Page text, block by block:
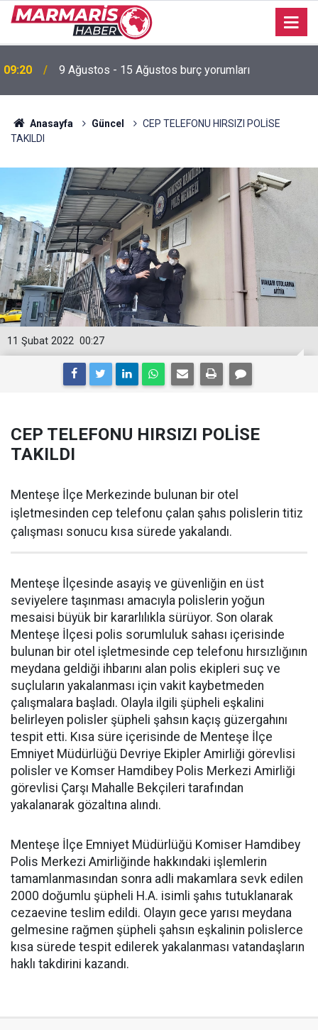
22:03
Akyaka Plajı’nda engelli birey mağduriyetine Başkan
Hasar’dan tepki “Erişilebilirlik bir lütuf değil, haktır”
Anasayfa Güncel
CEP TELEFONU HIRSIZI POLİSE
TAKILDI
00:27
11 Şubat 2022
CEP TELEFONU HIRSIZI POLİSE
TAKILDI
Menteşe İlçe Merkezinde bulunan bir otel
işletmesinden cep telefonu çalan şahıs polislerin titiz
çalışması sonucu kısa sürede yakalandı.
Menteşe İlçesinde asayiş ve güvenliğin en üst
seviyelere taşınması amacıyla polislerin yoğun
mesaisi büyük bir kararlılıkla sürüyor. Son olarak
Menteşe İlçesi polis sorumluluk sahası içerisinde
bulunan bir otel işletmesinde cep telefonu hırsızlığının
meydana geldiği ihbarını alan polis ekipleri suç ve
suçluların yakalanması için vakit kaybetmeden
çalışmalara başladı. Olayla ilgili şüpheli eşkalini
belirleyen polisler şüpheli şahsın kaçış güzergahını
tespit etti. Kısa süre içerisinde de Menteşe İlçe
Emniyet Müdürlüğü Devriye Ekipler Amirliği görevlisi
polisler ve Komser Hamdibey Polis Merkezi Amirliği
görevlisi Çarşı Mahalle Bekçileri tarafından
yakalanarak gözaltına alındı.
Menteşe İlçe Emniyet Müdürlüğü Komiser Hamdibey
Polis Merkezi Amirliğinde hakkındaki işlemlerin
tamamlanmasından sonra adli makamlara sevk edilen
2000 doğumlu şüpheli H.A. isimli şahıs tutuklanarak
cezaevine teslim edildi. Olayın gece yarısı meydana
gelmesine rağmen şüpheli şahsın eşkalinin polislerce
kısa sürede tespit edilerek yakalanması vatandaşların
haklı takdirini kazandı.